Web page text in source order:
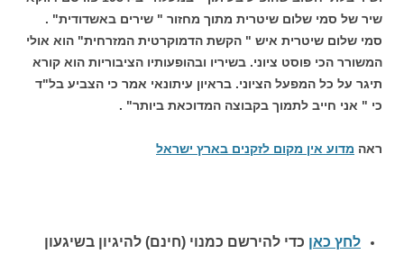
שיר של סמי שלום שיטרית מתוך מחזור " שירים באשדודית" .
סמי שלום שיטרית איש " הקשת הדמוקרטית המזרחית" הוא אולי
המשורר הכי פוסט ציוני. בשיריו ובהופעותיו הציבוריות הוא קורא
תיגר על כל המפעל הציוני. בראיון עיתונאי אמר כי הצביע בל"ד
כי " אני חייב לתמוך בקבוצה המדוכאת ביותר" .
ראה מדוע אין מקום לזקנים בארץ ישראל
לחץ כאן כדי להירשם כמנוי (חינם) להיגיון בשיגעון